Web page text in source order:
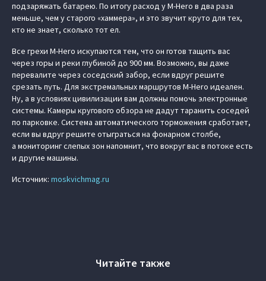
подзаряжать батарею. По итогу расход у M-Hero в два раза
меньше, чем у старого «хаммера», и это звучит круто для тех,
кто не знает, сколько тот ел.
Все грехи M-Hero искупаются тем, что он готов тащить вас
через горы и реки глубиной до 900 мм. Возможно, вы даже
перевалите через соседский забор, если вдруг решите
срезать путь. Для экстремальных маршрутов M-Hero идеален.
Ну, а в условиях цивилизации вам должны помочь электронные
системы. Камеры кругового обзора не дадут таранить соседей
по парковке. Система автоматического торможения сработает,
если вы вдруг решите отыграться на фонарном столбе,
а мониторинг слепых зон напомнит, что вокруг вас в потоке есть
и другие машины.
Источник: moskvichmag.ru
Читайте также